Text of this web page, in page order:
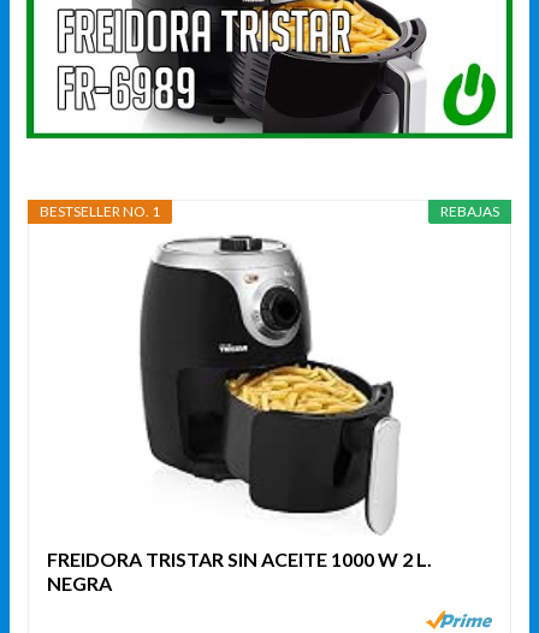
REBAJAS
BESTSELLER NO. 1
FREIDORA TRISTAR SIN ACEITE 1000 W 2 L.
NEGRA